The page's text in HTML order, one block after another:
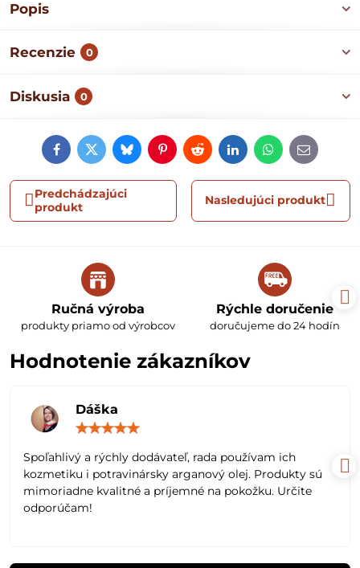
Popis
Recenzie 0
Diskusia 0
FacebookTwitterBlueskyPinterestRedditLinkedInWhatsApp
E-
mail
Predchádzajúci
produkt
Nasledujúci produkt
Ručná výroba
produkty priamo od výrobcov
Rýchle doručenie
doručujeme do 24 hodín
Hodnotenie zákazníkov
Dáška
5
Spoľahlivý a rýchly dodávateľ, rada používam ich
kozmetiku i potravinársky arganový olej. Produkty sú
mimoriadne kvalitné a príjemné na pokožku. Určite
odporúčam!